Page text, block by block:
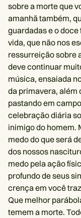
sobre a morte que
amanhã também,
guardadas e o
vida, que não nos
ressurreição sobre
deve continuar
música, ensaiada
da primavera, além
pastando em
celebração diária
inimigo do homem.
medo do que será
dos nossos
medo pela ação
profundo de seus
crença em você
Que melhor
temem a morte.